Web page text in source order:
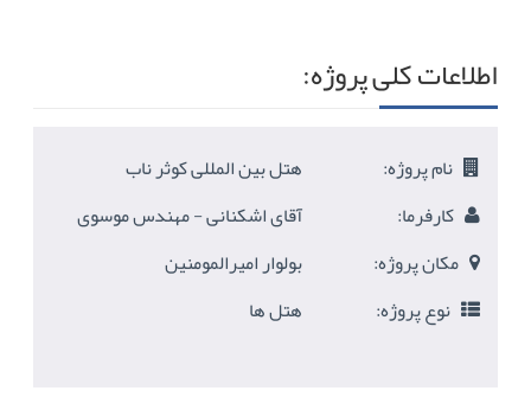
اطلاعات کلی پروژه:
نام پروژه:
هتل بین المللی کوثر ناب
کارفرما:
آقای اشکنانی - مهندس موسوی
مکان پروژه:
بولوار امیرالمومنین
نوع پروژه:
هتل ها